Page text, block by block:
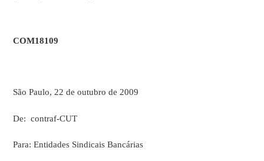
COM18109
São Paulo, 22 de outubro de 2009
De: contraf-CUT
Para: Entidades Sindicais Bancárias